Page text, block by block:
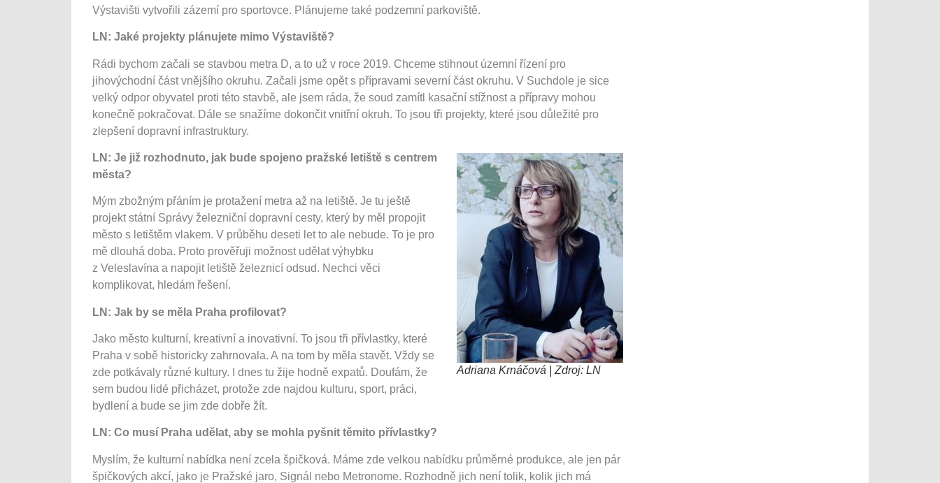
Výstavišti vytvořili zázemí pro sportovce. Plánujeme také podzemní parkoviště.
LN: Jaké projekty plánujete mimo Výstaviště?
Rádi bychom začali se stavbou metra D, a to už v roce 2019. Chceme stihnout územní řízení pro
jihovýchodní část vnějšího okruhu. Začali jsme opět s přípravami severní část okruhu. V Suchdole je sice
velký odpor obyvatel proti této stavbě, ale jsem ráda, že soud zamítl kasační stížnost a přípravy mohou
konečně pokračovat. Dále se snažíme dokončit vnitřní okruh. To jsou tři projekty, které jsou důležité pro
zlepšení dopravní infrastruktury.
Adriana Krnáčová | Zdroj: LN
LN: Je již rozhodnuto, jak bude spojeno pražské letiště s centrem
města?
Mým zbožným přáním je protažení metra až na letiště. Je tu ještě
projekt státní Správy železniční dopravní cesty, který by měl propojit
město s letištěm vlakem. V průběhu deseti let to ale nebude. To je pro
mě dlouhá doba. Proto prověřuji možnost udělat výhybku
z Veleslavína a napojit letiště železnicí odsud. Nechci věci
komplikovat, hledám řešení.
LN: Jak by se měla Praha profilovat?
Jako město kulturní, kreativní a inovativní. To jsou tři přívlastky, které
Praha v sobě historicky zahrnovala. A na tom by měla stavět. Vždy se
zde potkávaly různé kultury. I dnes tu žije hodně expatů. Doufám, že
sem budou lidé přicházet, protože zde najdou kulturu, sport, práci,
bydlení a bude se jim zde dobře žít.
LN: Co musí Praha udělat, aby se mohla pyšnit těmito přívlastky?
Myslím, že kulturní nabídka není zcela špičková. Máme zde velkou nabídku průměrné produkce, ale jen pár
špičkových akcí, jako je Pražské jaro, Signál nebo Metronome. Rozhodně jich není tolik, kolik jich má